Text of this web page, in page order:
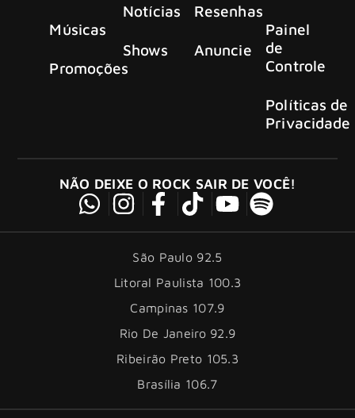
Músicas
Promoções
Notícias
Shows
Resenhas
Anuncie
Painel
de
Controle
Políticas de
Privacidade
NÃO DEIXE O ROCK SAIR DE VOCÊ!
São Paulo 92.5
Litoral Paulista 100.3
Campinas 107.9
Rio De Janeiro 92.9
Ribeirão Preto 105.3
Brasília 106.7